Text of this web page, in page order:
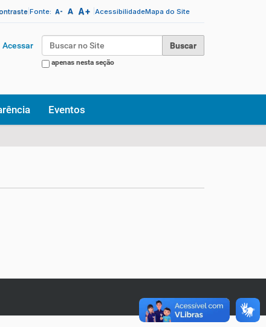
Fonte: A- A A+ AcessibilidadeMapa do Site
apenas nesta seção
Acessar
Eventos